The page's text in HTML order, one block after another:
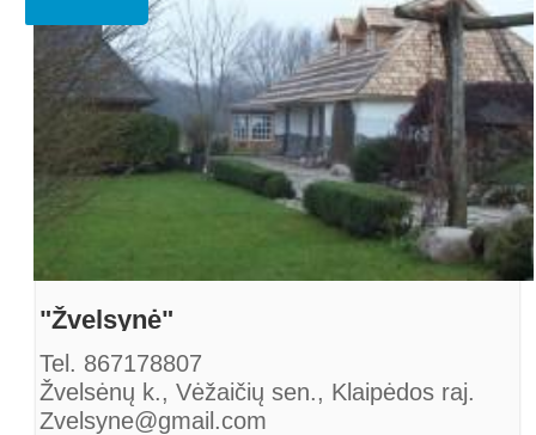
"Žvelsynė"
Tel. 867178807
Žvelsėnų k., Vėžaičių sen., Klaipėdos raj.
Zvelsyne@gmail.com